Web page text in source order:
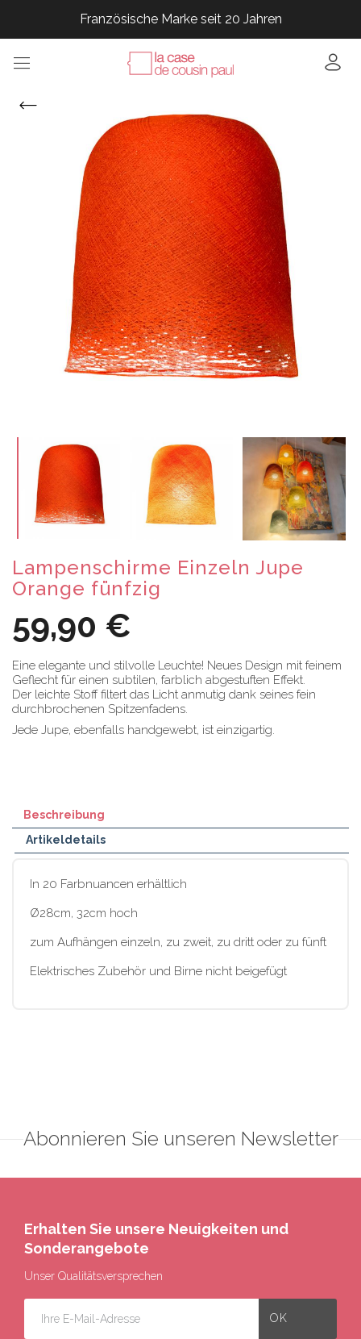
Französische Marke seit 20 Jahren
Französische Marke seit 20 Jahren
Französische Marke seit 20 Jahren
Lampenschirme Einzeln Jupe
Orange fünfzig
59,90 €
Eine elegante und stilvolle Leuchte! Neues Design mit feinem
Geflecht für einen subtilen, farblich abgestuften Effekt.
Der leichte Stoff filtert das Licht anmutig dank seines fein
durchbrochenen Spitzenfadens.
Jede Jupe, ebenfalls handgewebt, ist einzigartig.
Beschreibung
Artikeldetails
In 20 Farbnuancen erhältlich
Ø28cm, 32cm hoch
zum Aufhängen einzeln, zu zweit, zu dritt oder zu fünft
Elektrisches Zubehör und Birne nicht beigefügt
Abonnieren Sie unseren Newsletter
Erhalten Sie unsere Neuigkeiten und
Sonderangebote
Unser Qualitätsversprechen